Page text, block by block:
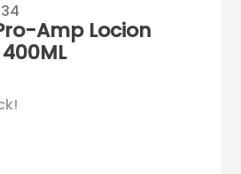
Amp Locion